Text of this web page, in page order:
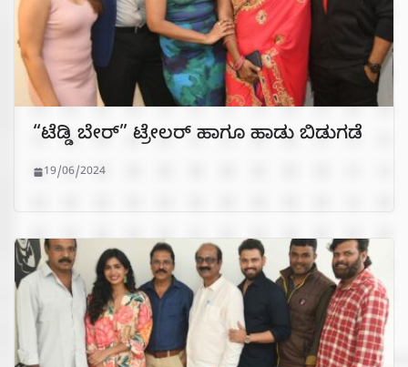
“ಟೆಡ್ಡಿ ಬೇರ್” ಟ್ರೇಲರ್ ಹಾಗೂ ಹಾಡು ಬಿಡುಗಡೆ
19/06/2024